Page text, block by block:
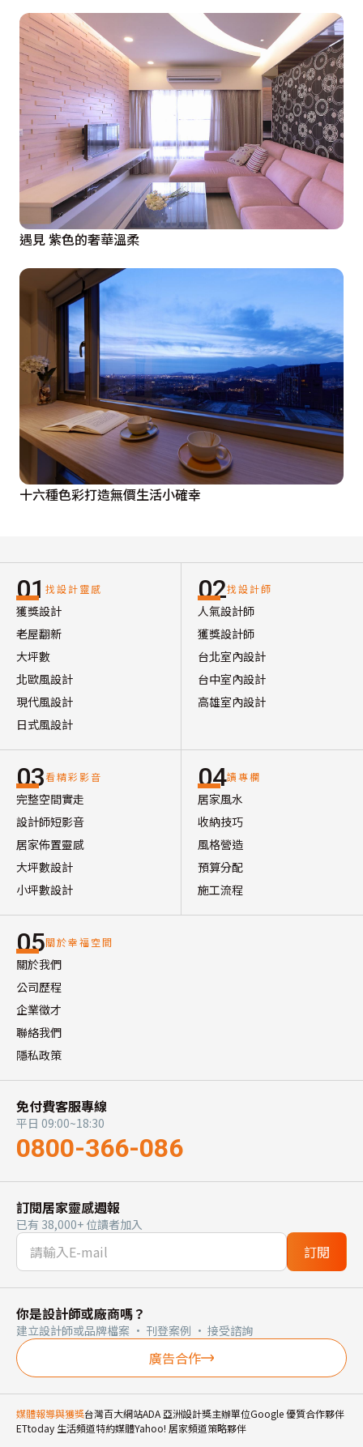
遇見 紫色的奢華溫柔
十六種色彩打造無價生活小確幸
01 找設計靈感
獲獎設計
老屋翻新
大坪數
北歐風設計
現代風設計
日式風設計
02找設計師
人氣設計師
獲獎設計師
台北室內設計
台中室內設計
高雄室內設計
03看精彩影音
完整空間實走
設計師短影音
居家佈置靈感
大坪數設計
小坪數設計
04讀專欄
居家風水
收納技巧
風格營造
預算分配
施工流程
05關於幸福空間
關於我們
公司歷程
企業徵才
聯絡我們
隱私政策
免付費客服專線
平日 09:00~18:30
0800-366-086
訂閱居家靈感週報
已有 38,000+ 位讀者加入
訂閱
你是設計師或廠商嗎？
建立設計師或品牌檔案 · 刊登案例 · 接受諮詢
廣告合作
媒體報導與獲獎台灣百大網站ADA 亞洲設計獎主辦單位Google 優質合作夥伴
ETtoday 生活頻道特約媒體Yahoo! 居家頻道策略夥伴